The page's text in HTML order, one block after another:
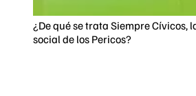
¿De qué se trata Siempre Cívicos,
social de los Pericos?